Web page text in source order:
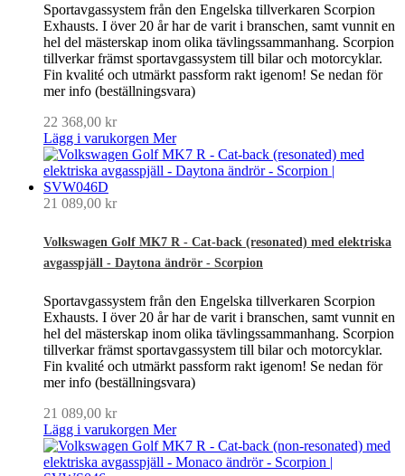
Sportavgassystem från den Engelska tillverkaren Scorpion
Exhausts. I över 20 år har de varit i branschen, samt vunnit en
hel del mästerskap inom olika tävlingssammanhang. Scorpion
tillverkar främst sportavgassystem till bilar och motorcyklar.
Fin kvalité och utmärkt passform rakt igenom! Se nedan för
mer info (beställningsvara)
22 368,00 kr
Lägg i varukorgen Mer
21 089,00 kr
Volkswagen Golf MK7 R - Cat-back (resonated) med elektriska
avgasspjäll - Daytona ändrör - Scorpion
Sportavgassystem från den Engelska tillverkaren Scorpion
Exhausts. I över 20 år har de varit i branschen, samt vunnit en
hel del mästerskap inom olika tävlingssammanhang. Scorpion
tillverkar främst sportavgassystem till bilar och motorcyklar.
Fin kvalité och utmärkt passform rakt igenom! Se nedan för
mer info (beställningsvara)
21 089,00 kr
Lägg i varukorgen Mer